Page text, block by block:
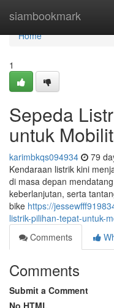
siambookmark
Home
Home
1
Sepeda
untuk
karimbkqs094934 79
Kendaraan listrik kini
di masa depan
keberlanjutan, serta
bike https://
listrik-pilihan-tepat-untuk-
Comments
Comments
Submit a Comment
No HTML